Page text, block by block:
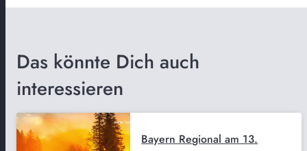
Das könnte Dich auch
interessieren
Bayern Regional am 13.